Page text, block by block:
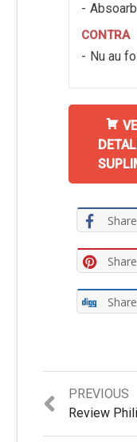
CONTRA
Nu au
DETALII
Share
Share
Share
PREVIOUS
Previous
post: